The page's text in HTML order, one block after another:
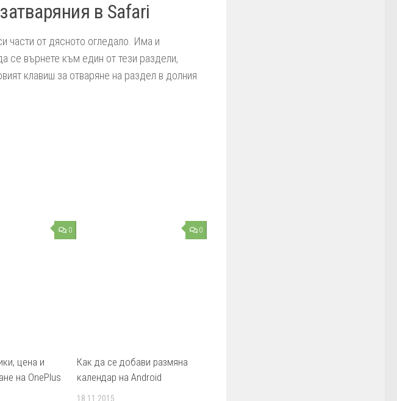
в Safari
части от дясното огледало. Има и
се върнете към един от тези раздели,
клавиш за отваряне на раздел в долния
0
цена и
на OnePlus
0
Как да се добави размяна
календар на Android
18.11.2015